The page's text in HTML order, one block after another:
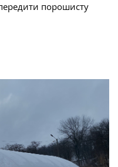
порошисту